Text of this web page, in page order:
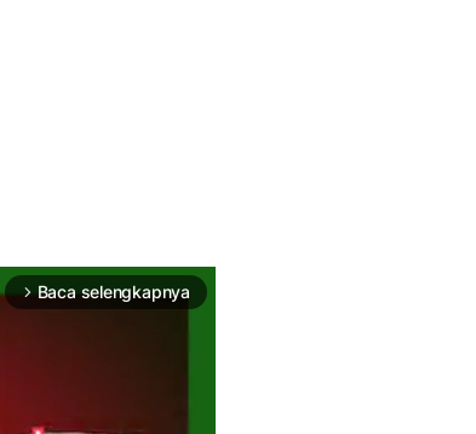
arrow_forward_ios Baca selengkapnya